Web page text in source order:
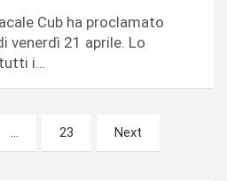
Cub ha proclamato
venerdì 21 aprile. Lo
i…
23 Next